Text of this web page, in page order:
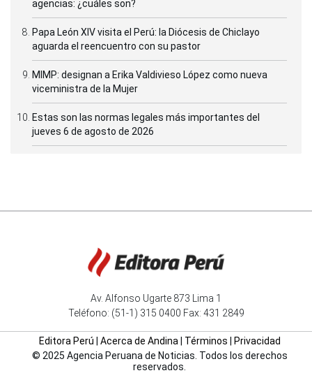
agencias: ¿cuáles son?
Papa León XIV visita el Perú: la Diócesis de Chiclayo
aguarda el reencuentro con su pastor
MIMP: designan a Erika Valdivieso López como nueva
viceministra de la Mujer
Estas son las normas legales más importantes del
jueves 6 de agosto de 2026
Av. Alfonso Ugarte 873 Lima 1
Teléfono: (51-1) 315 0400 Fax: 431 2849
Editora Perú Acerca de Andina Términos
Privacidad
© 2025 Agencia Peruana de Noticias. Todos los derechos
reservados.